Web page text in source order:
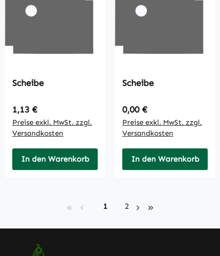
Scheibe
Regulärer Preis:
1,13 €
Preise exkl. MwSt. zzgl.
Versandkosten
In den Warenkorb
Scheibe
Regulärer Preis:
0,00 €
Preise exkl. MwSt. zzgl.
Versandkosten
In den Warenkorb
Seite
1 Seite
2